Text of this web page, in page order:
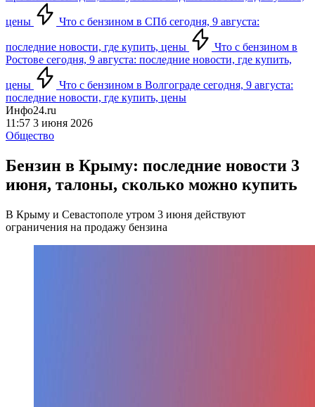
цены Что с бензином в СПб сегодня, 9 августа:
последние новости, где купить, цены
Что с бензином в
Ростове сегодня, 9 августа: последние новости, где купить,
цены
Что с бензином в Волгограде сегодня, 9 августа:
последние новости, где купить, цены
Инфо24.ru
11:57 3 июня 2026
Общество
Бензин в Крыму: последние новости 3
июня, талоны, сколько можно купить
В Крыму и Севастополе утром 3 июня действуют
ограничения на продажу бензина